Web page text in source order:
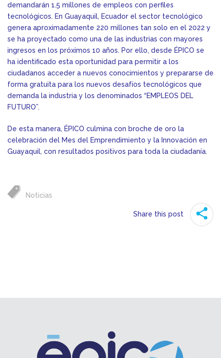
demandarán 1.5 millones de empleos con perfiles
tecnológicos. En Guayaquil, Ecuador el sector tecnológico
genera aproximadamente 220 millones tan solo en el 2022 y
se ha proyectado como una de las industrias con mayores
ingresos en los próximos 10 años. Por ello, desde ÉPICO se
ha identificado esta oportunidad para permitir a los
ciudadanos acceder a nuevos conocimientos y prepararse de
forma gratuita para los nuevos desafíos tecnológicos que
demanda la industria y los denominados “EMPLEOS DEL
FUTURO”.
De esta manera, ÉPICO culmina con broche de oro la
celebración del Mes del Emprendimiento y la Innovación en
Guayaquil, con resultados positivos para toda la ciudadanía.
Noticias
Share this post